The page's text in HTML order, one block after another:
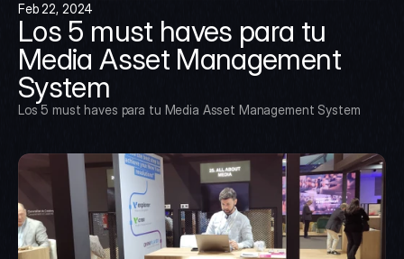
Feb 22, 2024
Los 5 must haves para tu
Media Asset Management
System
Los 5 must haves para tu Media Asset Management System